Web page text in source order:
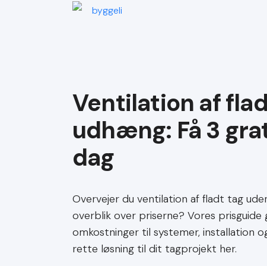
Ventilation af
udhæng
Overvejer du ventilation af fladt tag
overblik over priserne? Vores prisguide
omkostninger til systemer, installation
rette løsning til dit tagprojekt her.